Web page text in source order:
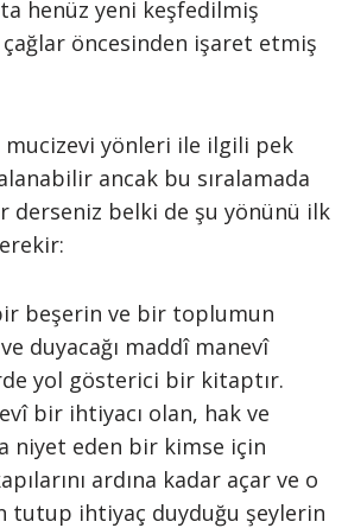
henüz yeni keşfedilmiş
öncesinden işaret etmiş
mucizevi yönleri ile ilgili pek
ancak bu sıralamada
derseniz belki de şu yönünü ilk
beşerin ve bir toplumun
duyacağı maddî manevî
yol gösterici bir kitaptır.
bir ihtiyacı olan, hak ve
niyet eden bir kimse için
ardına kadar açar ve o
tutup ihtiyaç duyduğu şeylerin